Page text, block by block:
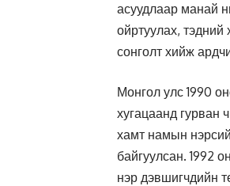
асуудлаар манай
ойртуулах,
сонголт хийж
Монгол улс 1990
хугацаанд гурван
хамт намын
байгуулсан. 1992
нэр дэвшигчдийн